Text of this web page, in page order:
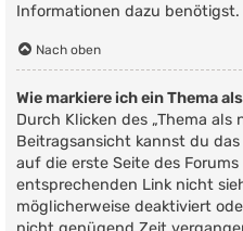
Informationen dazu benötigst.
Nach oben
Wie markiere ich ein Thema
Durch Klicken des „Thema als
Beitragsansicht kannst du
auf die erste Seite des
entsprechenden Link nicht
möglicherweise deaktiviert